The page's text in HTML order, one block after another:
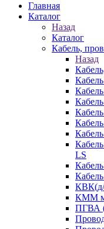
Главная
Каталог
Назад
Каталог
Кабель,
Назад
LS
КВК(д/
КММ
ПГВА